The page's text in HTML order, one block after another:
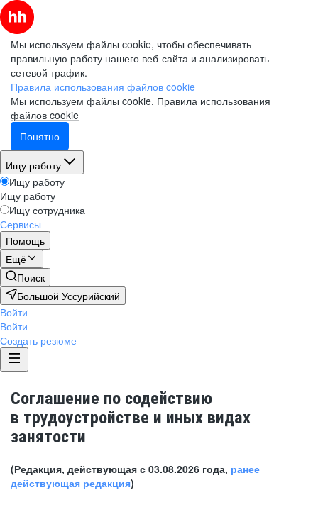
Мы используем файлы cookie, чтобы обеспечивать
правильную работу нашего веб-сайта и анализировать
сетевой трафик.
Правила использования файлов cookie
Мы используем файлы cookie. Правила использования
файлов cookie
Понятно
Ищу работу
Ищу работу
Ищу работу
Ищу сотрудника
Сервисы
Помощь
Ещё
Поиск
Большой Уссурийский
Войти
Войти
Создать резюме
Соглашение по содействию
в трудоустройстве и иных видах
занятости
(Редакция, действующая с 03.08.2026 года, ранее
действующая редакция)